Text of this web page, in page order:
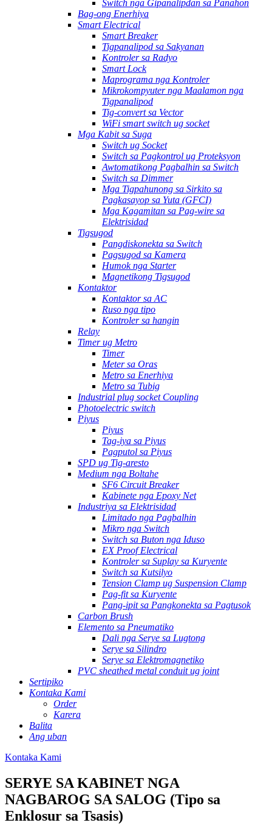
Switch nga Gipanalipdan sa Panahon
Bag-ong Enerhiya
Smart Electrical
Smart Breaker
Tigpanalipod sa Sakyanan
Kontroler sa Radyo
Smart Lock
Maprograma nga Kontroler
Mikrokompyuter nga Maalamon nga
Tigpanalipod
Tig-convert sa Vector
WiFi smart switch ug socket
Mga Kabit sa Suga
Switch ug Socket
Switch sa Pagkontrol ug Proteksyon
Awtomatikong Pagbalhin sa Switch
Switch sa Dimmer
Mga Tigpahunong sa Sirkito sa
Pagkasayop sa Yuta (GFCI)
Mga Kagamitan sa Pag-wire sa
Elektrisidad
Tigsugod
Pangdiskonekta sa Switch
Pagsugod sa Kamera
Humok nga Starter
Magnetikong Tigsugod
Kontaktor
Kontaktor sa AC
Ruso nga tipo
Kontroler sa hangin
Relay
Timer ug Metro
Timer
Meter sa Oras
Metro sa Enerhiya
Metro sa Tubig
Industrial plug socket Coupling
Photoelectric switch
Piyus
Piyus
Tag-iya sa Piyus
Pagputol sa Piyus
SPD ug Tig-aresto
Medium nga Boltahe
SF6 Circuit Breaker
Kabinete nga Epoxy Net
Industriya sa Elektrisidad
Limitado nga Pagbalhin
Mikro nga Switch
Switch sa Buton nga Iduso
EX Proof Electrical
Kontroler sa Suplay sa Kuryente
Switch sa Kutsilyo
Tension Clamp ug Suspension Clamp
Pag-fit sa Kuryente
Pang-ipit sa Pangkonekta sa Pagtusok
Carbon Brush
Elemento sa Pneumatiko
Dali nga Serye sa Lugtong
Serye sa Silindro
Serye sa Elektromagnetiko
PVC sheathed metal conduit ug joint
Sertipiko
Kontaka Kami
Order
Karera
Balita
Ang uban
Kontaka Kami
SERYE SA KABINET NGA
NAGBAROG SA SALOG (Tipo sa
Enklosur sa Tsasis)